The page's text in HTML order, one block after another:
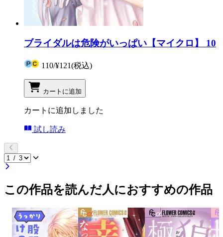
ブライダルは危険がいっぱい【マイクロ】 10
110/¥121(税込)
カートに追加
カートに追加しました
試し読み
この作品を読んだ人におすすめの作品